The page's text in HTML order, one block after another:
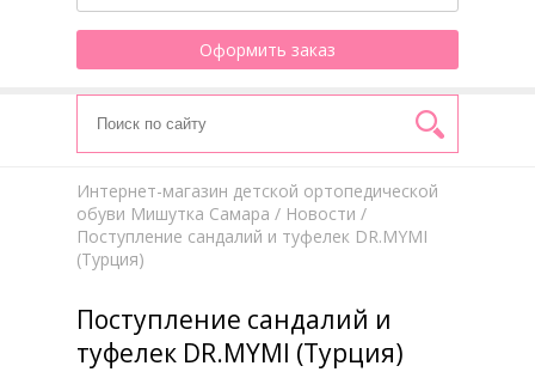
Оформить заказ
Интернет-магазин детской ортопедической
обуви Мишутка Самара / Новости /
Поступление сандалий и туфелек DR.MYMI
(Турция)
Поступление сандалий и
туфелек DR.MYMI (Турция)